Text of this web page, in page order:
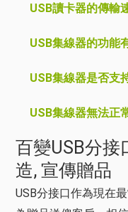
USB讀卡器的傳輸
USB集線器的功能
USB集線器是否支
USB集線器無法正
百變USB分接
造, 宣傳贈品
USB分接口作為現在